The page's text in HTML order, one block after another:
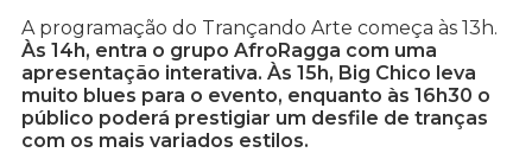
A programação do Trançando Arte começa às 13h.
Às 14h, entra o grupo AfroRagga com uma
apresentação interativa. Às 15h, Big Chico leva
muito blues para o evento, enquanto às 16h30 o
público poderá prestigiar um desfile de tranças
com os mais variados estilos.